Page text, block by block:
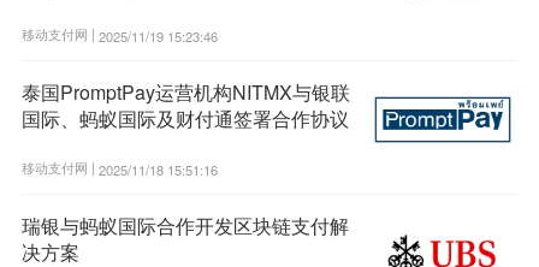
移动支付网 | 2025/11/19 15:23:46
泰国PromptPay运营机构NITMX与银联
国际、蚂蚁国际及财付通签署合作协议
移动支付网 | 2025/11/18 15:51:16
瑞银与蚂蚁国际合作开发区块链支付解
决方案